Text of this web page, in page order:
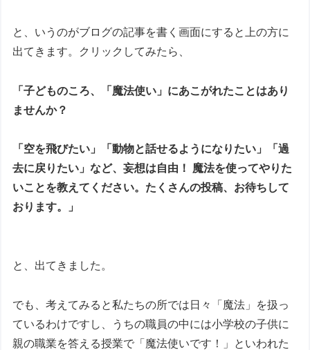
と、いうのがブログの記事を書く画面にすると上の方に
出てきます。クリックしてみたら、
「子どものころ、「魔法使い」にあこがれたことはあり
ませんか？
「空を飛びたい」「動物と話せるようになりたい」「過
去に戻りたい」など、妄想は自由！ 魔法を使ってやりた
いことを教えてください。たくさんの投稿、お待ちして
おります。」
と、出てきました。
でも、考えてみると私たちの所では日々「魔法」を扱っ
ているわけですし、うちの職員の中には小学校の子供に
親の職業を答える授業で「魔法使いです！」といわれた